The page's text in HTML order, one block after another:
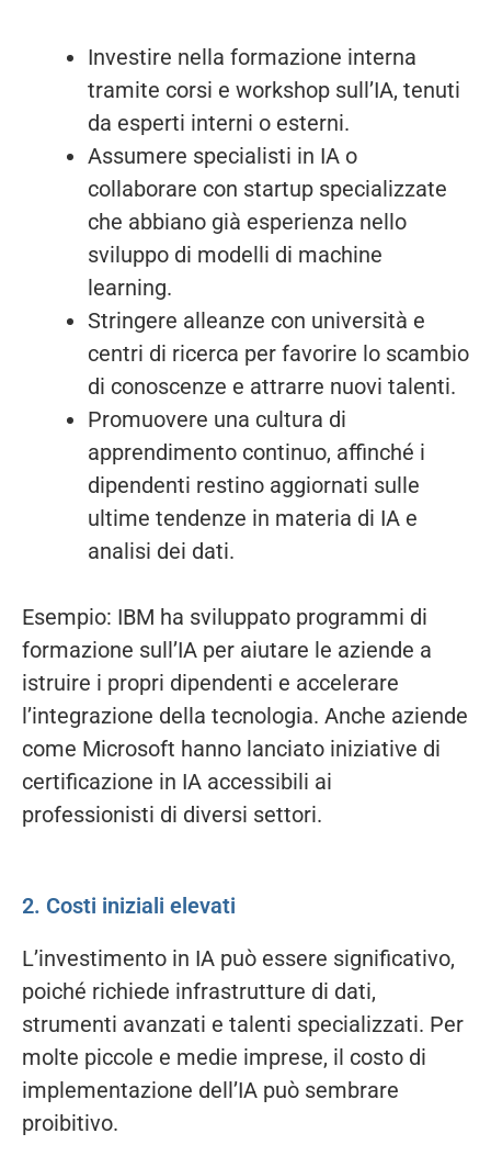
Investire nella formazione interna
tramite corsi e workshop sull’IA, tenuti
da esperti interni o esterni.
Assumere specialisti in IA o
collaborare con startup specializzate
che abbiano già esperienza nello
sviluppo di modelli di machine
learning.
Stringere alleanze con università e
centri di ricerca per favorire lo scambio
di conoscenze e attrarre nuovi talenti.
Promuovere una cultura di
apprendimento continuo, affinché i
dipendenti restino aggiornati sulle
ultime tendenze in materia di IA e
analisi dei dati.
Esempio: IBM ha sviluppato programmi di
formazione sull’IA per aiutare le aziende a
istruire i propri dipendenti e accelerare
l’integrazione della tecnologia. Anche aziende
come Microsoft hanno lanciato iniziative di
certificazione in IA accessibili ai
professionisti di diversi settori.
2. Costi iniziali elevati
L’investimento in IA può essere significativo,
poiché richiede infrastrutture di dati,
strumenti avanzati e talenti specializzati. Per
molte piccole e medie imprese, il costo di
implementazione dell’IA può sembrare
proibitivo.